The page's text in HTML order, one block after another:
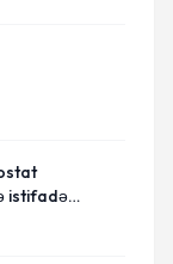
istifadə